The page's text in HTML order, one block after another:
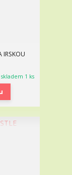
IRSKOU
skladem 1 ks